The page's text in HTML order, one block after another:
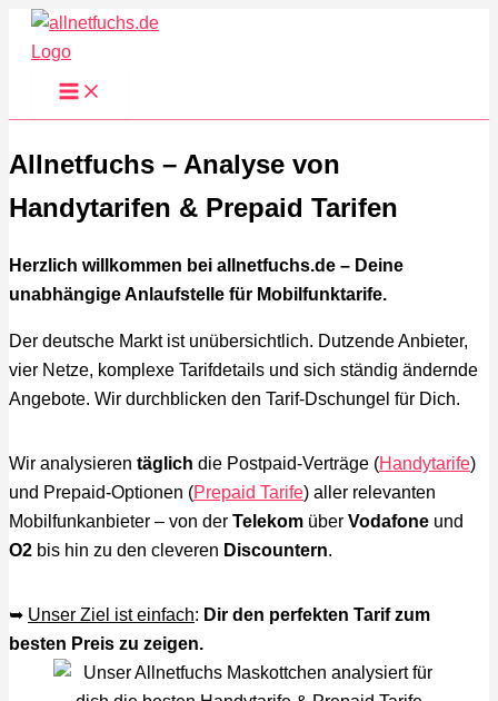
Zum
Inhalt
springen
Allnetfuchs – Analyse von
Handytarifen & Prepaid Tarifen
Herzlich willkommen bei allnetfuchs.de – Deine
unabhängige Anlaufstelle für Mobilfunktarife.
Der deutsche Markt ist unübersichtlich. Dutzende Anbieter,
vier Netze, komplexe Tarifdetails und sich ständig ändernde
Angebote. Wir durchblicken den Tarif-Dschungel für Dich.
Wir analysieren täglich die Postpaid-Verträge (Handytarife)
und Prepaid-Optionen (Prepaid Tarife) aller relevanten
Mobilfunkanbieter – von der Telekom über Vodafone und
O2 bis hin zu den cleveren Discountern.
➥ Unser Ziel ist einfach: Dir den perfekten Tarif zum
besten Preis zu zeigen.